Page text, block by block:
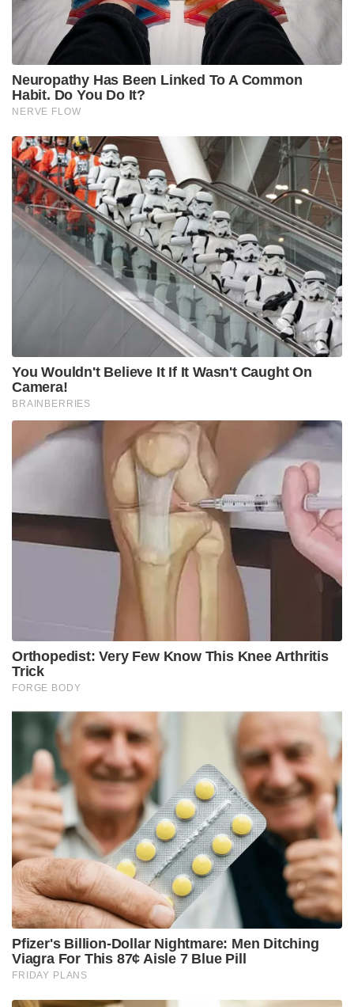
ആശയവിനിമയം നടത്തണം. പുതിയ തലമുറയെ
സുരക്ഷാ കാര്യങ്ങളിൽ ബോധവൽക്കരിക്കണം.
അതിർത്തി കടന്നുള്ള കള്ളക്കടത്തും ഡ്രോൺ
ഉപയോഗിച്ചുള്ള ഭീഷണികളും നിരീക്ഷിക്കാൻ
കൂടുതൽ ജാഗ്രത വേണമെന്ന് അമിത് ഷാ
നിർദ്ദേശിച്ചു. അതിർത്തിക്കപ്പുറത്ത് നിന്ന് അയക്കുന്ന
വസ്തുക്കൾ സ്വീകരിക്കുന്നവരെയും അവ
ഉപയോഗിക്കുന്നവരെയും തദ്ദേശ പോലീസുമായി
ചേർന്ന് കൃത്യമായി നിരീക്ഷിക്കണം. “ഇതൊരു നാല്
ലെയർ സിസ്റ്റമല്ല, മറിച്ച് എല്ലാ പങ്കാളികളുടെയും
സംയുക്ത ഉത്തരവാദിത്തമാണ്,” എന്ന് അദ്ദേഹം
അടിവരയിട്ടു പറഞ്ഞു.
quadrangular security grid
Amit Shah
modi government